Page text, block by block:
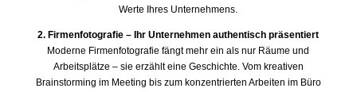
Werte Ihres Unternehmens.
2. Firmenfotografie – Ihr Unternehmen authentisch präsentiert
Moderne Firmenfotografie fängt mehr ein als nur Räume und
Arbeitsplätze – sie erzählt eine Geschichte. Vom kreativen
Brainstorming im Meeting bis zum konzentrierten Arbeiten im Büro